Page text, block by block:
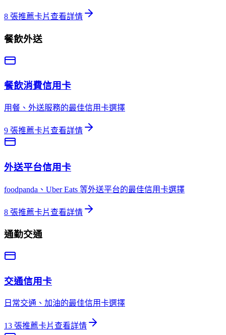
8 張推薦卡片 查看詳情
餐飲外送
餐飲消費信用卡
用餐、外送服務的最佳信用卡選擇
9 張推薦卡片 查看詳情
外送平台信用卡
foodpanda、Uber Eats 等外送平台的最佳信用卡選擇
8 張推薦卡片 查看詳情
通勤交通
交通信用卡
日常交通、加油的最佳信用卡選擇
13 張推薦卡片 查看詳情